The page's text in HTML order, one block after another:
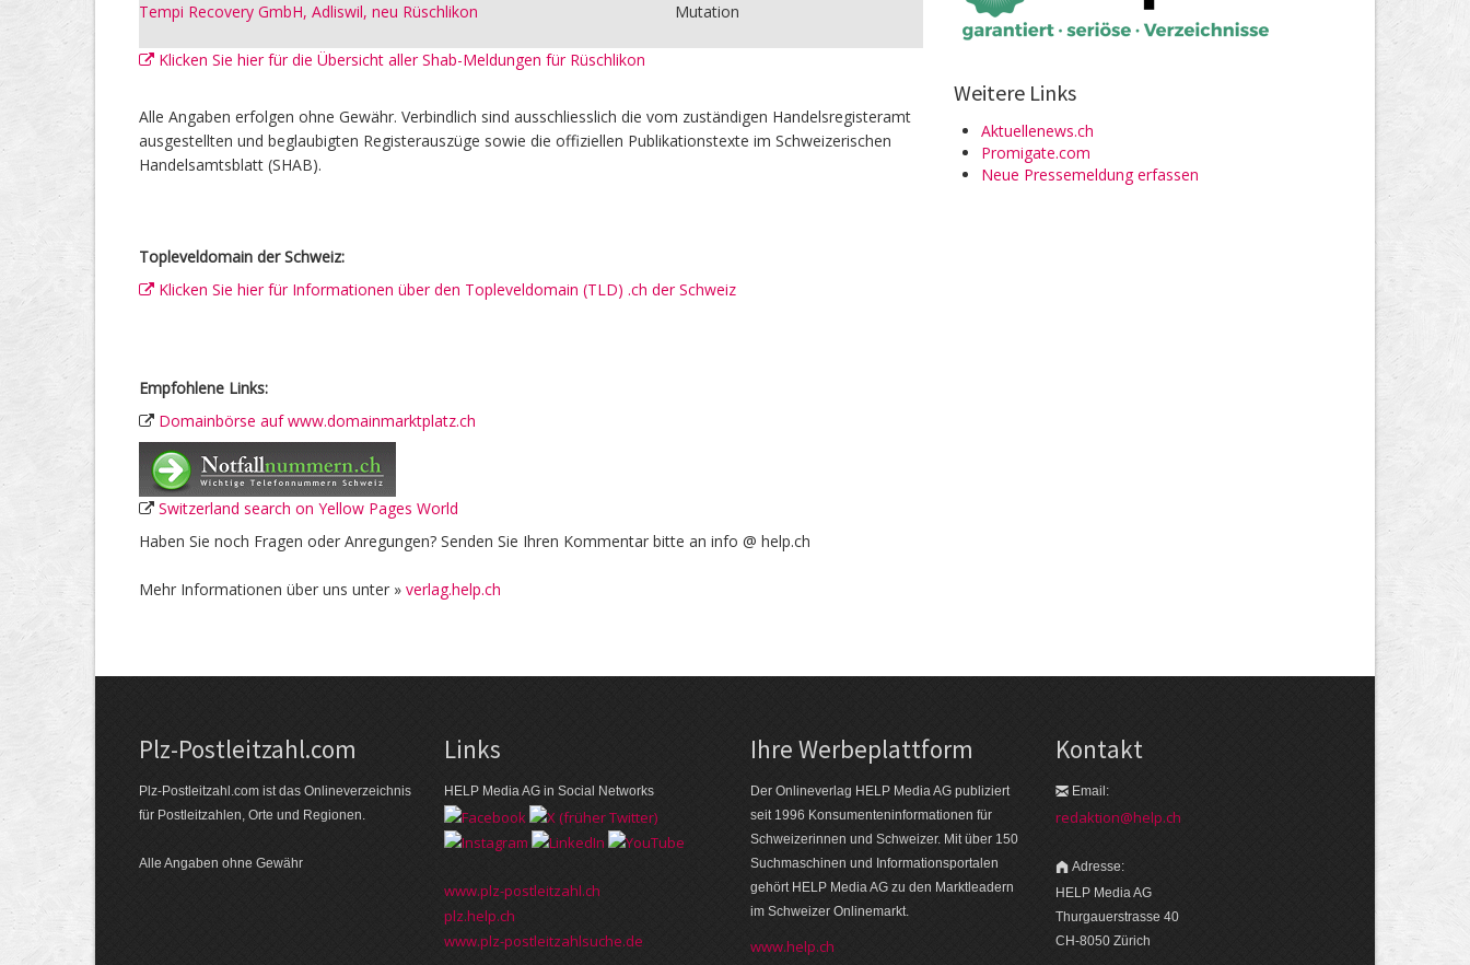
Tempi Recovery GmbH, Adliswil, neu Rüschlikon
Mutation
Klicken Sie hier für die Übersicht aller Shab-Meldungen für Rüschlikon
Alle Angaben erfolgen ohne Gewähr. Verbindlich sind ausschliesslich die vom zuständigen Handelsregisteramt
ausgestellten und beglaubigten Registerauszüge sowie die offiziellen Publikationstexte im Schweizerischen
Handelsamtsblatt (SHAB).
Topleveldomain der Schweiz:
Klicken Sie hier für Informationen über den Topleveldomain (TLD) .ch der Schweiz
Empfohlene Links:
Domainbörse auf www.domainmarktplatz.ch
Switzerland search on Yellow Pages World
Haben Sie noch Fragen oder Anregungen? Senden Sie Ihren Kommentar bitte an info @ help.ch
Mehr Informationen über uns unter » verlag.help.ch
Weitere Links
Aktuellenews.ch
Promigate.com
Neue Pressemeldung erfassen
Plz-Postleitzahl.com
Plz-Postleitzahl.com ist das Onlineverzeichnis
für Postleitzahlen, Orte und Regionen.
Alle Angaben ohne Gewähr
Links
HELP Media AG in Social Networks
www.plz-postleitzahl.ch
plz.help.ch
www.plz-postleitzahlsuche.de
Ihre Werbeplattform
Der Onlineverlag HELP Media AG publiziert
seit 1996 Konsumenten­informationen für
Schweizerinnen und Schweizer. Mit über 150
Suchmaschinen und Informations­portalen
gehört HELP Media AG zu den Markt­leadern
im Schweizer Onlinemarkt.
www.help.ch
Kontakt
Email:
redaktion@help.ch
Adresse:
HELP Media AG
Thurgauerstrasse 40
CH-8050 Zürich